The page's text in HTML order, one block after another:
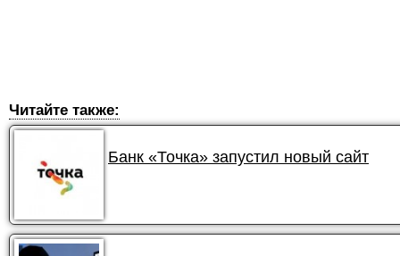
Читайте также:
Банк «Точка» запустил новый сайт